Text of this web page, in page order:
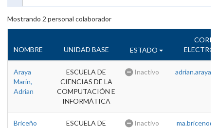
Mostrando 2 personal colaborador
NOMBRE UNIDAD BASE ESTADO
Araya
Marin,
Adrian
ESCUELA DE
CIENCIAS DE LA
COMPUTACIÓN E
INFORMÁTICA
Inactivo
Briceño
ESCUELA DE
Inactivo